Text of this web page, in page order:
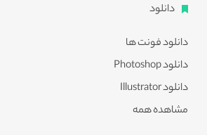
دانلود
دانلود فونت ها
دانلود Photoshop
دانلود Illustrator
مشاهده همه